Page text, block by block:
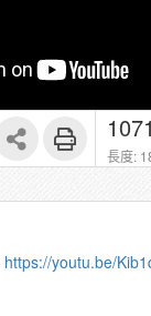
長度:
https://youtu.be/